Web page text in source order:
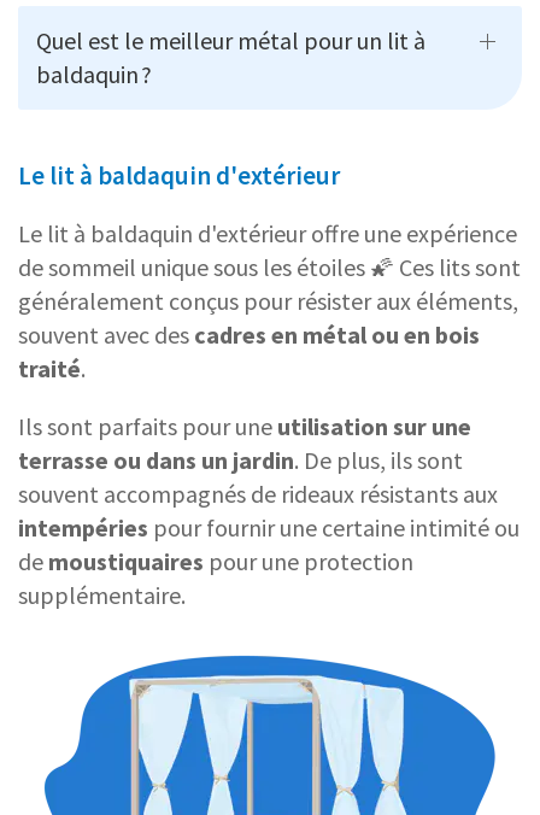
Quel est le meilleur métal pour un lit à
baldaquin ?
Le lit à baldaquin d'extérieur
Le lit à baldaquin d'extérieur offre une expérience
de sommeil unique sous les étoiles 🌠 Ces lits sont
généralement conçus pour résister aux éléments,
souvent avec des cadres en métal ou en bois
traité.
Ils sont parfaits pour une utilisation sur une
terrasse ou dans un jardin. De plus, ils sont
souvent accompagnés de rideaux résistants aux
intempéries pour fournir une certaine intimité ou
de moustiquaires pour une protection
supplémentaire.